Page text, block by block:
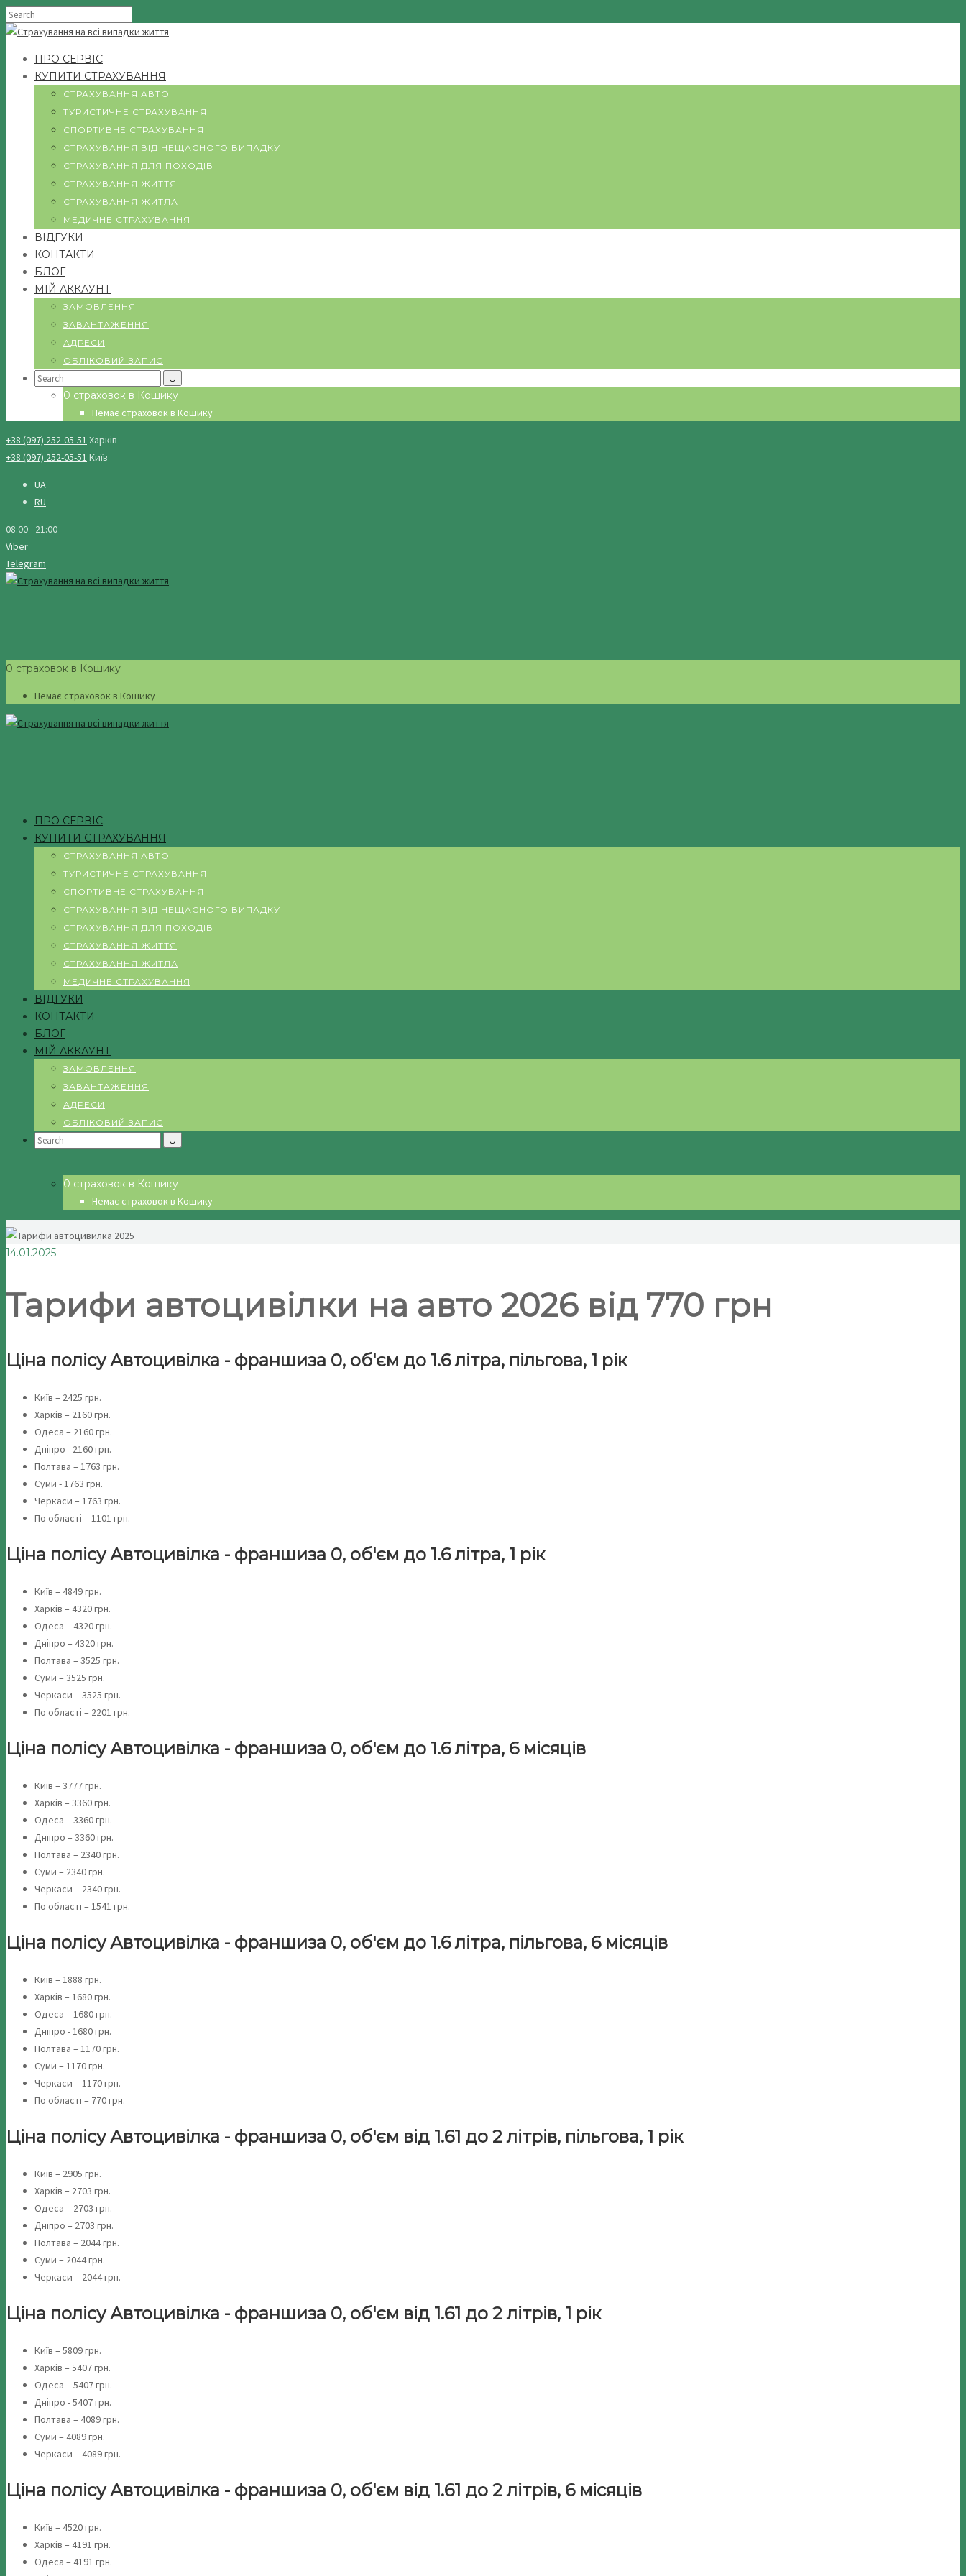
ПРО СЕРВІС
КУПИТИ СТРАХУВАННЯ
СТРАХУВАННЯ АВТО
ТУРИСТИЧНЕ СТРАХУВАННЯ
СПОРТИВНЕ СТРАХУВАННЯ
СТРАХУВАННЯ ВІД НЕЩАСНОГО ВИПАДКУ
СТРАХУВАННЯ ДЛЯ ПОХОДІВ
СТРАХУВАННЯ ЖИТТЯ
СТРАХУВАННЯ ЖИТЛА
МЕДИЧНЕ СТРАХУВАННЯ
ВІДГУКИ
КОНТАКТИ
БЛОГ
МІЙ АККАУНТ
ЗАМОВЛЕННЯ
ЗАВАНТАЖЕННЯ
АДРЕСИ
ОБЛІКОВИЙ ЗАПИС
Search
0 страховок в Кошику
Немає страховок в Кошику
+38 (097) 252-05-51 Харків
+38 (097) 252-05-51 Київ
UA
RU
08:00 - 21:00
Viber
Telegram
0 страховок в Кошику
Немає страховок в Кошику
ПРО СЕРВІС
КУПИТИ СТРАХУВАННЯ
СТРАХУВАННЯ АВТО
ТУРИСТИЧНЕ СТРАХУВАННЯ
СПОРТИВНЕ СТРАХУВАННЯ
СТРАХУВАННЯ ВІД НЕЩАСНОГО ВИПАДКУ
СТРАХУВАННЯ ДЛЯ ПОХОДІВ
СТРАХУВАННЯ ЖИТТЯ
СТРАХУВАННЯ ЖИТЛА
МЕДИЧНЕ СТРАХУВАННЯ
ВІДГУКИ
КОНТАКТИ
БЛОГ
МІЙ АККАУНТ
ЗАМОВЛЕННЯ
ЗАВАНТАЖЕННЯ
АДРЕСИ
ОБЛІКОВИЙ ЗАПИС
Search
0 страховок в Кошику
Немає страховок в Кошику
14.01.2025
Тарифи автоцивілки на авто 2026 від 770 грн
Ціна полісу Автоцивілка - франшиза 0, об'єм до 1.6 літра, пільгова, 1 рік
Київ – 2425 грн.
Харків – 2160 грн.
Одеса – 2160 грн.
Дніпро - 2160 грн.
Полтава – 1763 грн.
Суми - 1763 грн.
Черкаси – 1763 грн.
По області – 1101 грн.
Ціна полісу Автоцивілка - франшиза 0, об'єм до 1.6 літра, 1 рік
Київ – 4849 грн.
Харків – 4320 грн.
Одеса – 4320 грн.
Дніпро – 4320 грн.
Полтава – 3525 грн.
Суми – 3525 грн.
Черкаси – 3525 грн.
По області – 2201 грн.
Ціна полісу Автоцивілка - франшиза 0, об'єм до 1.6 літра, 6 місяців
Київ – 3777 грн.
Харків – 3360 грн.
Одеса – 3360 грн.
Дніпро – 3360 грн.
Полтава – 2340 грн.
Суми – 2340 грн.
Черкаси – 2340 грн.
По області – 1541 грн.
Ціна полісу Автоцивілка - франшиза 0, об'єм до 1.6 літра, пільгова, 6 місяців
Київ – 1888 грн.
Харків – 1680 грн.
Одеса – 1680 грн.
Дніпро - 1680 грн.
Полтава – 1170 грн.
Суми – 1170 грн.
Черкаси – 1170 грн.
По області – 770 грн.
Ціна полісу Автоцивілка - франшиза 0, об'єм від 1.61 до 2 літрів, пільгова, 1 рік
Київ – 2905 грн.
Харків – 2703 грн.
Одеса – 2703 грн.
Дніпро – 2703 грн.
Полтава – 2044 грн.
Суми – 2044 грн.
Черкаси – 2044 грн.
Ціна полісу Автоцивілка - франшиза 0, об'єм від 1.61 до 2 літрів, 1 рік
Київ – 5809 грн.
Харків – 5407 грн.
Одеса – 5407 грн.
Дніпро - 5407 грн.
Полтава – 4089 грн.
Суми – 4089 грн.
Черкаси – 4089 грн.
Ціна полісу Автоцивілка - франшиза 0, об'єм від 1.61 до 2 літрів, 6 місяців
Київ – 4520 грн.
Харків – 4191 грн.
Одеса – 4191 грн.